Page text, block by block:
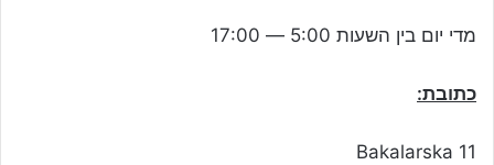
מדי יום בין השעות 5:00 — 17:00
כתובת:
Bakalarska 11